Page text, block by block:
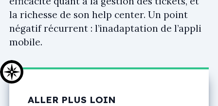
la richesse de son help center. Un point
négatif récurrent : l’inadaptation de l’appli
mobile.
ALLER PLUS LOIN